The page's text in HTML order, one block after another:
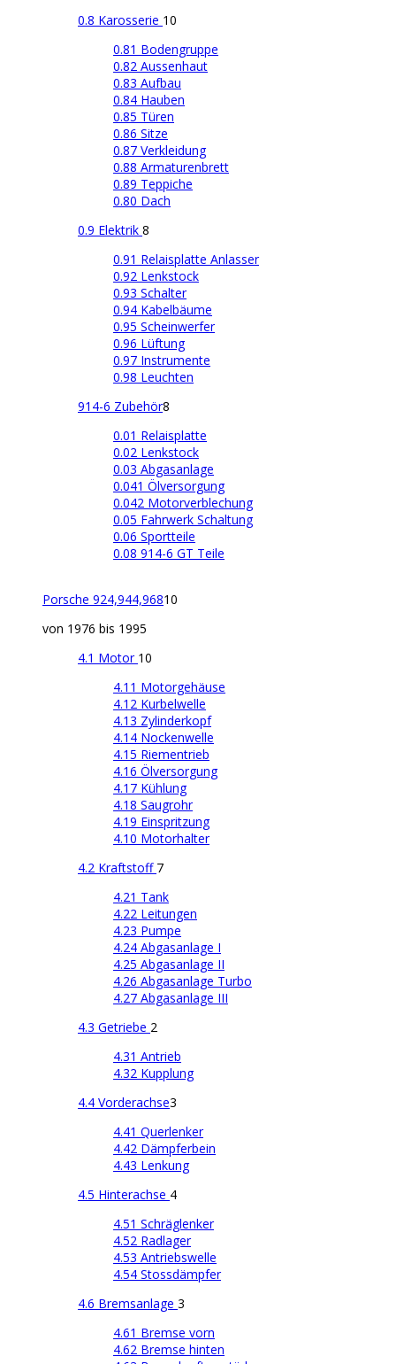
0.8 Karosserie 10
0.81 Bodengruppe
0.82 Aussenhaut
0.83 Aufbau
0.84 Hauben
0.85 Türen
0.86 Sitze
0.87 Verkleidung
0.88 Armaturenbrett
0.89 Teppiche
0.80 Dach
0.9 Elektrik 8
0.91 Relaisplatte Anlasser
0.92 Lenkstock
0.93 Schalter
0.94 Kabelbäume
0.95 Scheinwerfer
0.96 Lüftung
0.97 Instrumente
0.98 Leuchten
914-6 Zubehör8
0.01 Relaisplatte
0.02 Lenkstock
0.03 Abgasanlage
0.041 Ölversorgung
0.042 Motorverblechung
0.05 Fahrwerk Schaltung
0.06 Sportteile
0.08 914-6 GT Teile
Porsche 924,944,96810
von 1976 bis 1995
4.1 Motor 10
4.11 Motorgehäuse
4.12 Kurbelwelle
4.13 Zylinderkopf
4.14 Nockenwelle
4.15 Riementrieb
4.16 Ölversorgung
4.17 Kühlung
4.18 Saugrohr
4.19 Einspritzung
4.10 Motorhalter
4.2 Kraftstoff 7
4.21 Tank
4.22 Leitungen
4.23 Pumpe
4.24 Abgasanlage I
4.25 Abgasanlage II
4.26 Abgasanlage Turbo
4.27 Abgasanlage III
4.3 Getriebe 2
4.31 Antrieb
4.32 Kupplung
4.4 Vorderachse3
4.41 Querlenker
4.42 Dämpferbein
4.43 Lenkung
4.5 Hinterachse 4
4.51 Schräglenker
4.52 Radlager
4.53 Antriebswelle
4.54 Stossdämpfer
4.6 Bremsanlage 3
4.61 Bremse vorn
4.62 Bremse hinten